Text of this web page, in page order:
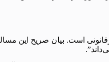
است. بیان صریح این